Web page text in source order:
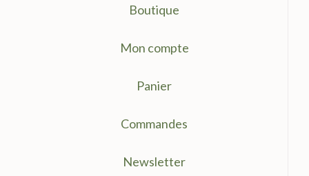
Boutique
Mon compte
Panier
Commandes
Newsletter